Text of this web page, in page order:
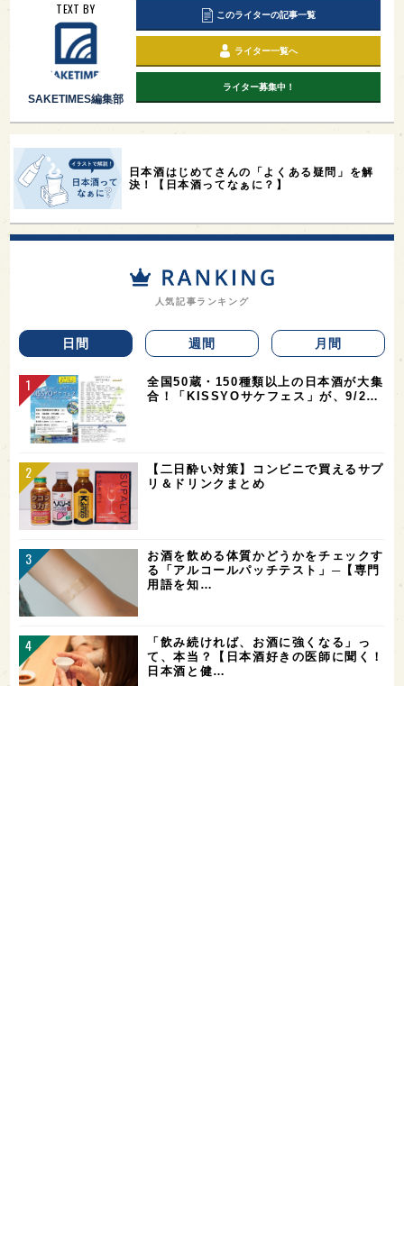
TEXT BY
SAKETIMES編集部
このライターの記事一覧
ライター一覧へ
ライター募集中！
日本酒はじめてさんの「よくある疑問」を解
決！【日本酒ってなぁに？】
人気記事ランキング
日間 週間 月間
全国50蔵・150種類以上の日本酒が大集
合！「KISSYOサケフェス」が、9/2…
【二日酔い対策】コンビニで買えるサプ
リ＆ドリンクまとめ
お酒を飲める体質かどうかをチェックす
る「アルコールパッチテスト」─【専門
用語を知…
「飲み続ければ、お酒に強くなる」っ
て、本当？【日本酒好きの医師に聞く！
日本酒と健…